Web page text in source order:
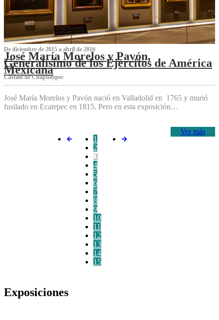
De diciembre de 2015 a abril de 2016
José María Morelos y Pavón,
Generalísimo de los Ejércitos de América
Mexicana
C‌astillo de Chapultepec
José María Morelos y Pavón nació en Valladolid en 1765 y murió
fusilado en Ecatepec en 1815. Pero en esta exposición…
Ver más
1
2
3
4
5
6
7
8
9
10
11
12
13
14
15
Exposiciones